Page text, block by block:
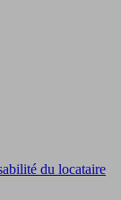
du locataire